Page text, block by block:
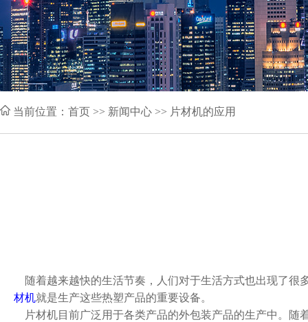
当前位置： 首页 >> 新闻中心 >> 片材机的应用
随着越来越快的生活节奏，人们对于生活方式也出现了很
材机就是生产这些热塑产品的重要设备。
片材机目前广泛用于各类产品的外包装产品的生产中。随